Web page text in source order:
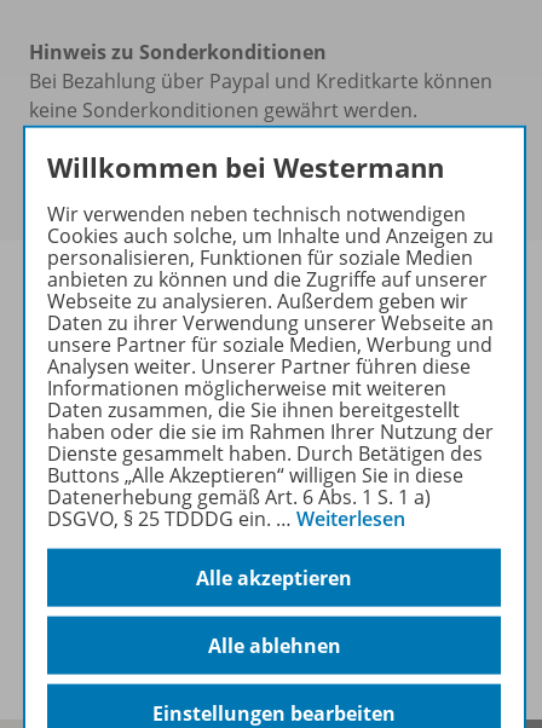
Hinweis zu Sonderkonditionen
Bei Bezahlung über Paypal und Kreditkarte können
keine Sonderkonditionen gewährt werden.
Um den für Sie gültigen Preis zu sehen,melden Sie
Informationen
Weitere Inhalte der Ausgabe
Ergänzende Materialien
Willkommen bei Westermann
Wir verwenden neben technisch notwendigen
Cookies auch solche, um Inhalte und Anzeigen zu
personalisieren, Funktionen für soziale Medien
anbieten zu können und die Zugriffe auf unserer
Webseite zu analysieren. Außerdem geben wir
Daten zu ihrer Verwendung unserer Webseite an
unsere Partner für soziale Medien, Werbung und
Analysen weiter. Unserer Partner führen diese
Informationen möglicherweise mit weiteren
Daten zusammen, die Sie ihnen bereitgestellt
haben oder die sie im Rahmen Ihrer Nutzung der
Dienste gesammelt haben. Durch Betätigen des
Buttons „Alle Akzeptieren“ willigen Sie in diese
Datenerhebung gemäß Art. 6 Abs. 1 S. 1 a)
DSGVO, § 25 TDDDG ein. … Weiterlesen
Alle akzeptieren
Alle ablehnen
Einstellungen bearbeiten